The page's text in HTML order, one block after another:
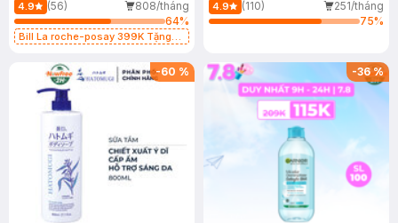
4.9 (56)
808/tháng
64%
Bill La roche-posay 399K Tặng
(SL có hạn)
4.9 (110)
251/tháng
75%
-60 % -36%